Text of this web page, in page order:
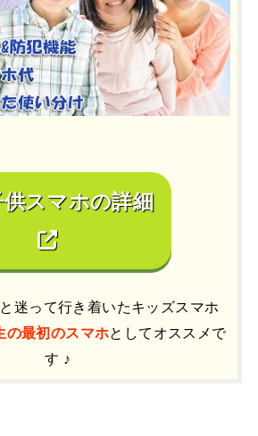
供スマホの詳細
迷って行き着いたキッズスマホ
の最初のスマホとしてオススメで
す ♪